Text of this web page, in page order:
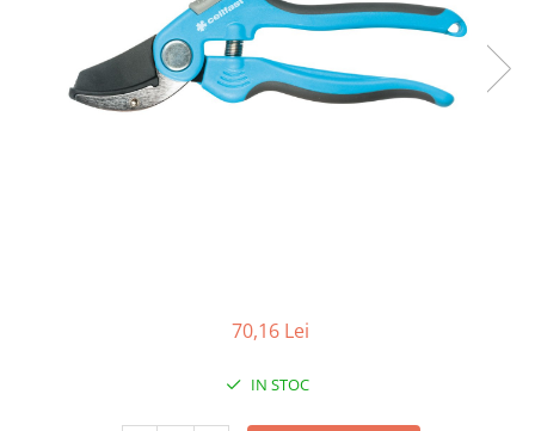
70,16 Lei
IN STOC